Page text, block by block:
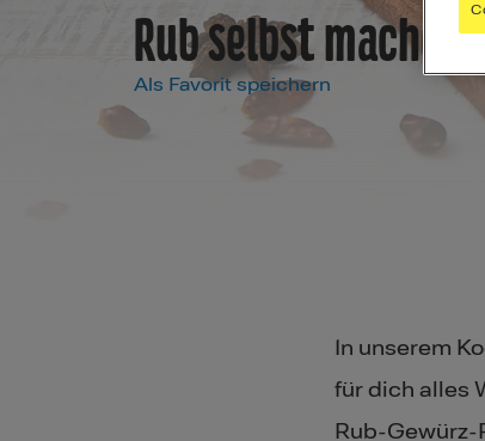
Rub selbst machen
Als Favorit speichern
In unserem
für dich alles
Rub-